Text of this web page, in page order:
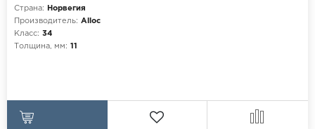
Страна:
Норвегия
Производитель: Alloc
Класс: 34
Толщина, мм: 11